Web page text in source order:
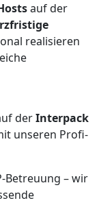
auf der
realisieren
derInterpack
unseren Profi-
Betreuung – wir